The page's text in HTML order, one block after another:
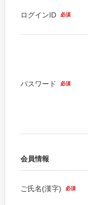
ログインID 必須
パスワード 必須
会員情報
ご氏名(漢字) 必須